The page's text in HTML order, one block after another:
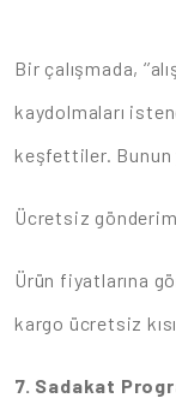
Bir çalışmada,
kaydolmaları
keşfettiler. Bunun
Ücretsiz
Ürün fiyatlarına
kargo ücretsiz
7. Sadakat